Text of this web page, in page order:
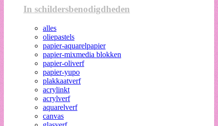
In schildersbenodigdheden
alles
oliepastels
papier-aquarelpapier
papier-mixmedia blokken
papier-oliverf
papier-yupo
plakkaatverf
acrylinkt
acrylverf
aquarelverf
canvas